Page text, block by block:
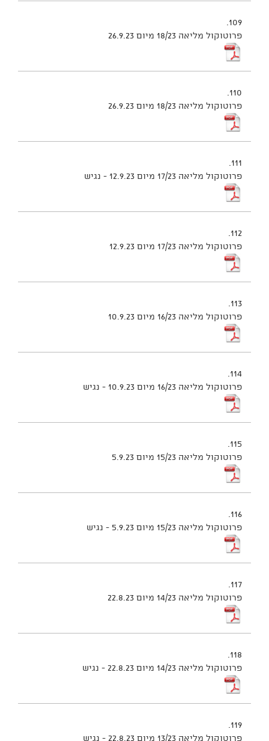
109.
פרוטוקול מליאה 18/23 מיום 26.9.23
110.
פרוטוקול מליאה 18/23 מיום 26.9.23
111.
פרוטוקול מליאה 17/23 מיום 12.9.23 - נגיש
112.
פרוטוקול מליאה 17/23 מיום 12.9.23
113.
פרוטוקול מליאה 16/23 מיום 10.9.23
114.
פרוטוקול מליאה 16/23 מיום 10.9.23 - נגיש
115.
פרוטוקול מליאה 15/23 מיום 5.9.23
116.
פרוטוקול מליאה 15/23 מיום 5.9.23 - נגיש
117.
פרוטוקול מליאה 14/23 מיום 22.8.23
118.
פרוטוקול מליאה 14/23 מיום 22.8.23 - נגיש
119.
פרוטוקול מליאה 13/23 מיום 22.8.23 - נגיש